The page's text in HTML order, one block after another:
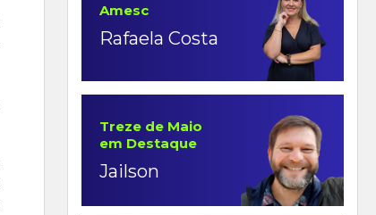
Amesc
Rafaela Costa
Treze de Maio
em Destaque
Jailson